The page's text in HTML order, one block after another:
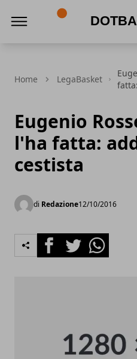
Home LegaBasket
Eugenio
l'ha fatta:
cestista
di Redazione12/10/2016
FacebookTwitterWhatsapp